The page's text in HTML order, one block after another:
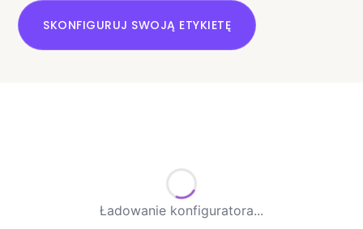
SKONFIGURUJ SWOJĄ ETYKIETĘ
Ładowanie konfiguratora...